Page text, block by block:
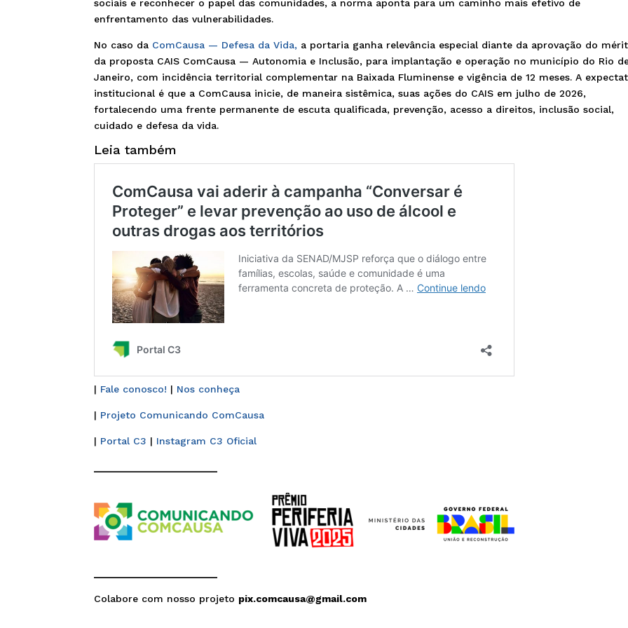
sociais e reconhecer o papel das comunidades, a norma aponta para um caminho mais efetivo de
enfrentamento das vulnerabilidades.
No caso da ComCausa — Defesa da Vida, a portaria ganha relevância especial diante da aprovação do
da proposta CAIS ComCausa — Autonomia e Inclusão, para implantação e operação no município do Rio
Janeiro, com incidência territorial complementar na Baixada Fluminense e vigência de 12 meses. A
institucional é que a ComCausa inicie, de maneira sistêmica, suas ações do CAIS em julho de 2026,
fortalecendo uma frente permanente de escuta qualificada, prevenção, acesso a direitos, inclusão social,
cuidado e defesa da vida.
Leia também
| Fale conosco! | Nos conheça
| Projeto Comunicando ComCausa
| Portal C3 | Instagram C3 Oficial
Colabore com nosso projeto pix.comcausa@gmail.com